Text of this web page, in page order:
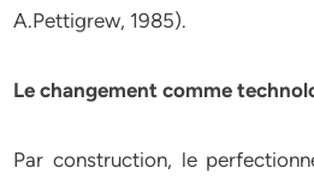
A.Pettigrew, 1985).
Le changement comme
Par construction, le